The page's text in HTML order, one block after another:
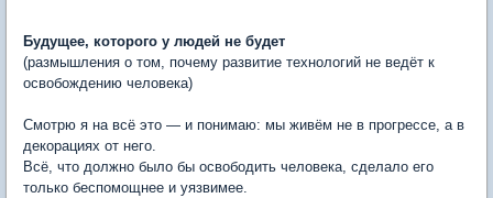
Будущее, которого у людей не будет
(размышления о том, почему развитие технологий не ведёт к
освобождению человека)
Смотрю я на всё это — и понимаю: мы живём не в прогрессе, а в
декорациях от него.
Всё, что должно было бы освободить человека, сделало его
только беспомощнее и уязвимее.